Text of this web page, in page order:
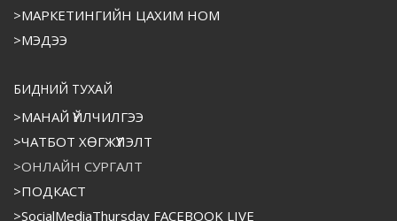
>МАРКЕТИНГИЙН ЦАХИМ НОМ
>МЭДЭЭ
БИДНИЙ ТУХАЙ
>МАНАЙ ҮЙЛЧИЛГЭЭ
>ЧАТБОТ ХӨГЖҮҮЛЭЛТ
>ОНЛАЙН СУРГАЛТ
>ПОДКАСТ
>SocialMediaThursday FACEBOOK LIVE